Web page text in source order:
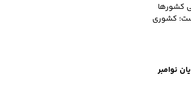
کشورها
کشوری
نوامبر